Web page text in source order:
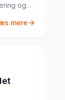
og
mere